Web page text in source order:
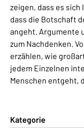
zeigen, dass es
dass die Botschaft
angeht. Argumente
zum Nachdenken.
erzählen, wie
jedem Einzelnen
Menschen entgeht,
Kategorie